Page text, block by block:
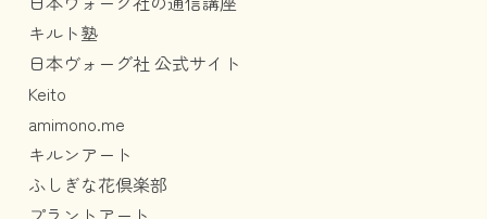
キルト塾
日本ヴォーグ社 公式サイト
Keito
amimono.me
キルンアート
ふしぎな花倶楽部